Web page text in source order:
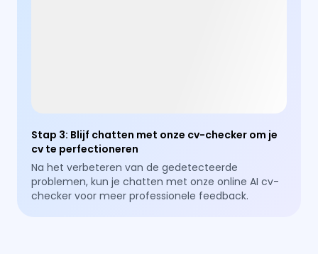
Stap 3: Blijf chatten met onze cv-checker om je
cv te perfectioneren
Na het verbeteren van de gedetecteerde
problemen, kun je chatten met onze online AI cv-
checker voor meer professionele feedback.